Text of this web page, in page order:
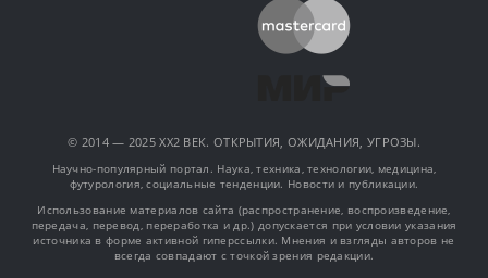
© 2014 — 2025 XX2 ВЕК. ОТКРЫТИЯ, ОЖИДАНИЯ, УГРОЗЫ.
Научно-популярный портал. Наука, техника, технологии, медицина,
футурология, социальные тенденции. Новости и публикации.
Использование материалов сайта (распространение, воспроизведение,
передача, перевод, переработка и др.) допускается при условии указания
источника в форме активной гиперссылки. Мнения и взгляды авторов не
всегда совпадают с точкой зрения редакции.